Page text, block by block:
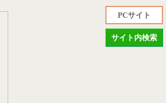
PCサイト
サイト内検索